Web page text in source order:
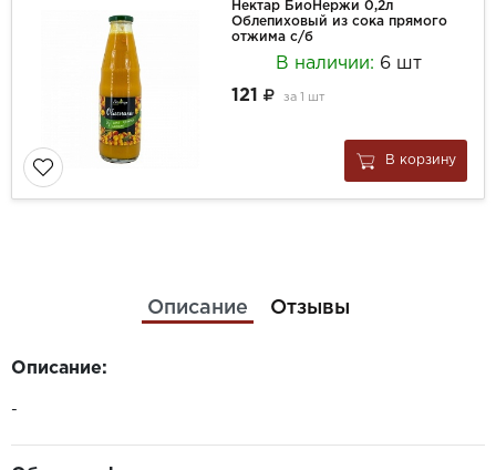
Нектар БиоНержи 0,2л
Облепиховый из сока прямого
отжима с/б
В наличии: 6 шт
121
за 1 шт
В корзину
Описание Отзывы
Описание:
-